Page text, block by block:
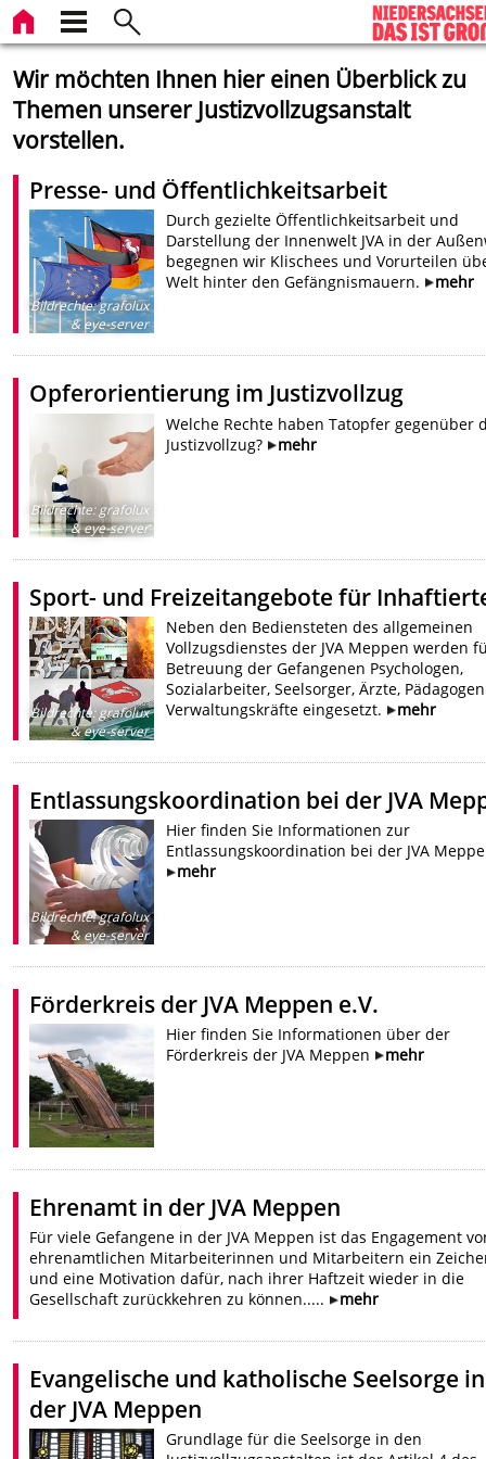
Wir möchten Ihnen hier einen Überblick zu
Themen unserer Justizvollzugsanstalt
vorstellen.
Presse- und Öffentlichkeitsarbeit
Bildrechte:grafolux
& eye-server
Durch gezielte Öffentlichkeitsarbeit und
Darstellung der Innenwelt JVA in der
begegnen wir Klischees und Vorurteilen
Welt hinter den Gefängnismauern.
mehr
Opferorientierung im Justizvollzug
Bildrechte:grafolux
& eye-server
Welche Rechte haben Tatopfer gegenüber
Justizvollzug?
mehr
Sport- und Freizeitangebote für
Bildrechte:grafolux
& eye-server
Neben den Bediensteten des allgemeinen
Vollzugsdienstes der JVA Meppen werden
Betreuung der Gefangenen Psychologen,
Sozialarbeiter, Seelsorger, Ärzte,
Verwaltungskräfte eingesetzt.
mehr
Entlassungskoordination bei der JVA
Bildrechte:grafolux
& eye-server
Hier finden Sie Informationen zur
Entlassungskoordination bei der JVA
mehr
Förderkreis der JVA Meppen e.V.
Hier finden Sie Informationen über der
Förderkreis der JVA Meppen
mehr
Ehrenamt in der JVA Meppen
Für viele Gefangene in der JVA Meppen ist das Engagement
ehrenamtlichen Mitarbeiterinnen und Mitarbeitern ein
und eine Motivation dafür, nach ihrer Haftzeit wieder in die
Gesellschaft zurückkehren zu können.....
mehr
Evangelische und katholische Seelsorge in
der JVA Meppen
Grundlage für die Seelsorge in den